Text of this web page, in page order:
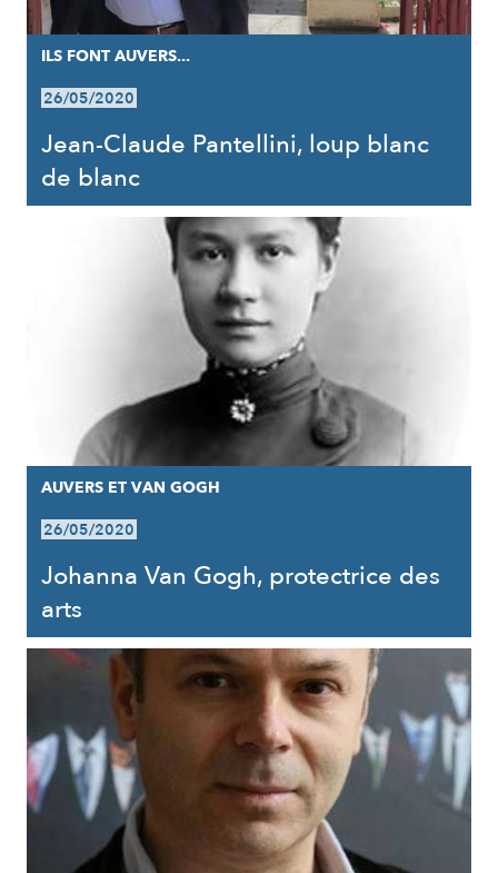
ILS FONT AUVERS...
26/05/2020
Jean-Claude Pantellini, loup blanc
de blanc
AUVERS ET VAN GOGH
26/05/2020
Johanna Van Gogh, protectrice des
arts